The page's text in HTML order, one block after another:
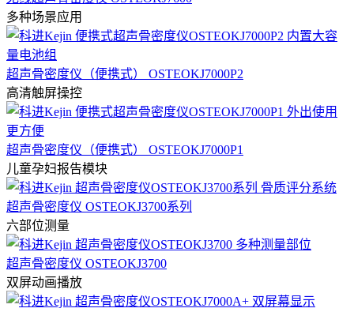
多种场景应用
超声骨密度仪（便携式） OSTEOKJ7000P2
高清触屏操控
超声骨密度仪（便携式） OSTEOKJ7000P1
儿童孕妇报告模块
超声骨密度仪 OSTEOKJ3700系列
六部位测量
超声骨密度仪 OSTEOKJ3700
双屏动画播放